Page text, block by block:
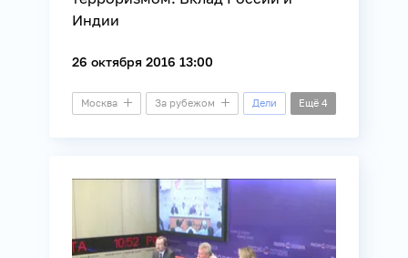
Индии
26 октября 2016 13:00
Москва За рубежом Дели
Внешняя политика
Ещё 4